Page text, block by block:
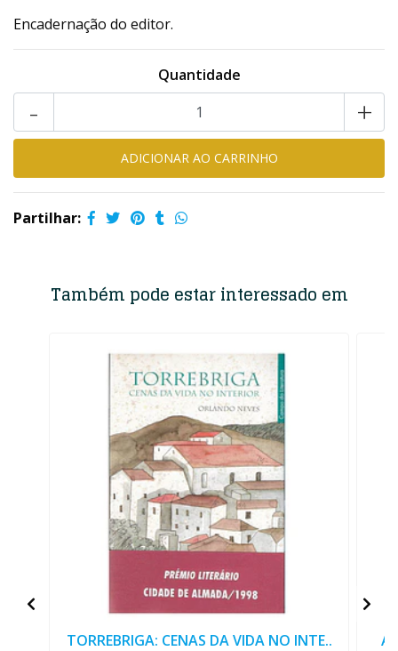
Encadernação do editor.
Quantidade
+
-
Partilhar:
Também pode estar interessado em
TORREBRIGA: CENAS DA VIDA NO INTE.. A